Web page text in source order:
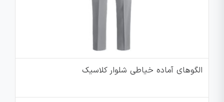
الگوهای آماده خیاطی شلوار کلاسیک